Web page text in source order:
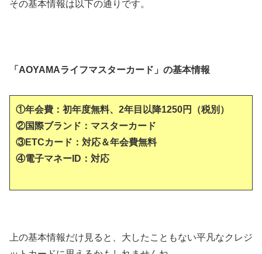
その基本情報は以下の通りです。
「AOYAMAライフマスターカード」の基本情報
①年会費：初年度無料、2年目以降1250円（税別）
②国際ブランド：マスターカード
③ETCカード：対応＆年会費無料
④電子マネーID：対応
上の基本情報だけ見ると、大したこともない平凡なクレジ